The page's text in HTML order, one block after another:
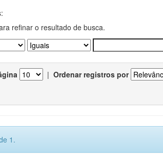
refinar o resultado de busca.
| Ordenar registros por
1.